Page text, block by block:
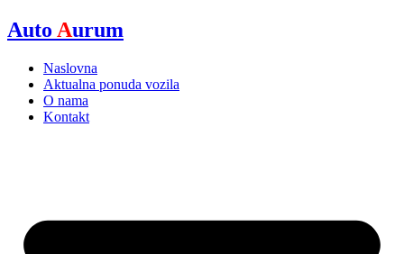
Skip
to
Auto Aurum
Naslovna
Aktualna ponuda vozila
O nama
Kontakt